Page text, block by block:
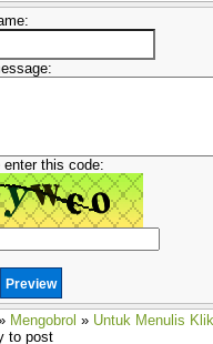
enter this code:
Mengobrol » Untuk Menulis
to post